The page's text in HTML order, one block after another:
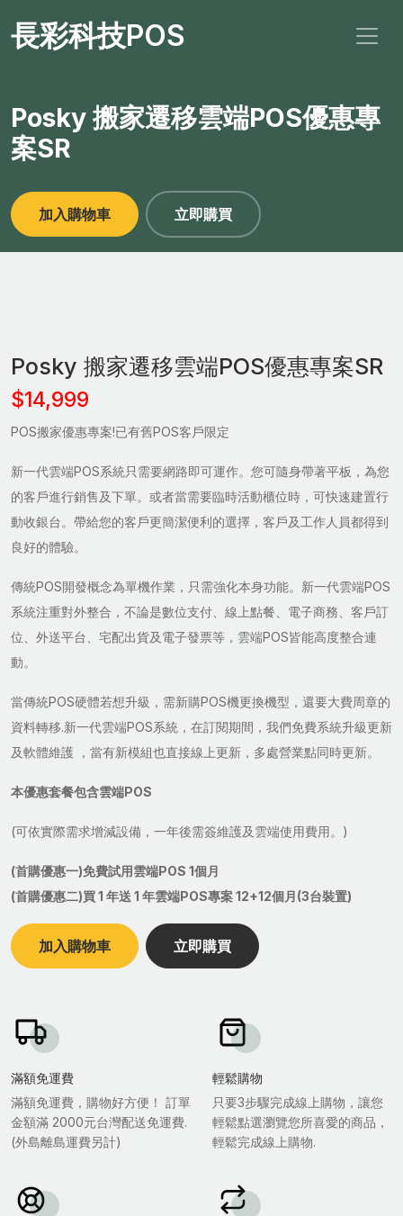
長彩科技POS
Posky 搬家遷移雲端POS優惠專
案SR
加入購物車 立即購買
Posky 搬家遷移雲端POS優惠專案SR
$14,999
POS搬家優惠專案!已有舊POS客戶限定
新一代雲端POS系統只需要網路即可運作。您可隨身帶著平板，為您
的客戶進行銷售及下單。或者當需要臨時活動櫃位時，可快速建置行
動收銀台。帶給您的客戶更簡潔便利的選擇，客戶及工作人員都得到
良好的體驗。
傳統POS開發概念為單機作業，只需強化本身功能。新一代雲端POS
系統注重對外整合，不論是數位支付、線上點餐、電子商務、客戶訂
位、外送平台、宅配出貨及電子發票等，雲端POS皆能高度整合連
動。
當傳統POS硬體若想升級，需新購POS機更換機型，還要大費周章的
資料轉移.新一代雲端POS系統，在訂閱期間，我們免費系統升級更新
及軟體維護 ，當有新模組也直接線上更新，多處營業點同時更新。
本優惠套餐包含雲端POS
(可依實際需求增減設備，一年後需簽維護及雲端使用費用。)
(首購優惠一)免費試用雲端POS 1個月
(首購優惠二)買 1 年送 1 年雲端POS專案 12+12個月(3台裝置)
加入購物車 立即購買
滿額免運費
滿額免運費，購物好方便！ 訂單
金額滿 2000元台灣配送免運費.
(外島離島運費另計)
輕鬆購物
只要3步驟完成線上購物，讓您
輕鬆點選瀏覽您所喜愛的商品，
輕鬆完成線上購物.